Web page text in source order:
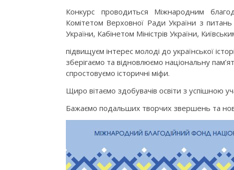
Конкурс проводиться Міжнародним
Комітетом Верховної Ради України з питань
України, Кабінетом Міністрів України,
підвищуєм інтерес молоді до української
зберігаємо та відновлюємо національну
спростовуємо історичні міфи.
Щиро вітаємо здобувачів освіти з успішною
Бажаємо подальших творчих звершень та